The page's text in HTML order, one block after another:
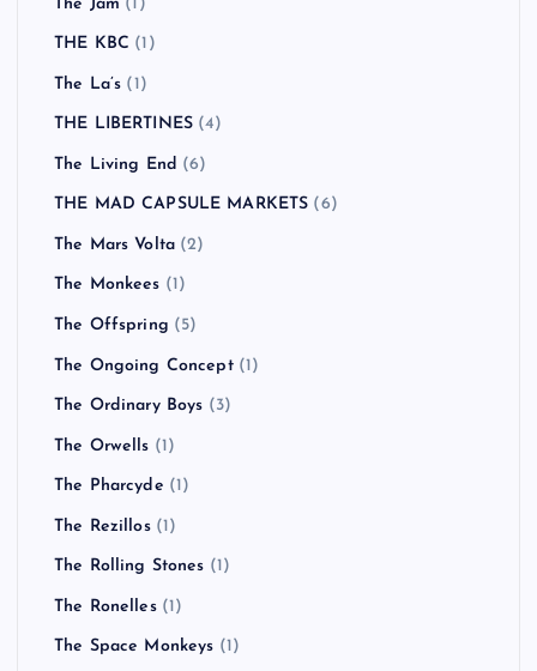
The Jam (1)
THE KBC (1)
The La’s (1)
THE LIBERTINES (4)
The Living End (6)
THE MAD CAPSULE MARKETS (6)
The Mars Volta (2)
The Monkees (1)
The Offspring (5)
The Ongoing Concept(1)
The Ordinary Boys (3)
The Orwells (1)
The Pharcyde (1)
The Rezillos(1)
The Rolling Stones (1)
The Ronelles(1)
The Space Monkeys (1)